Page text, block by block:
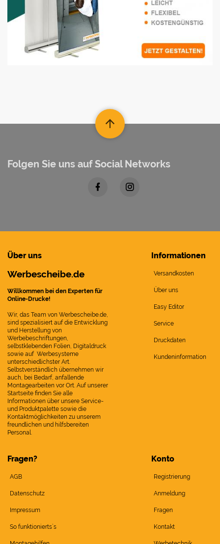
Folgen Sie uns auf Social Networks
Über uns
Werbescheibe.de
Willkommen bei den Experten für
Online-Drucke!
Wir, das Team von Werbescheibe.de,
sind spezialisiert auf die Entwicklung
und Herstellung von
Werbebeschriftungen,
selbstklebenden Folien, Digitaldruck
sowie auf Werbesysteme
unterschiedlichster Art.
Selbstverständlich übernehmen wir
auch, bei Bedarf, anfallende
Montagearbeiten vor Ort. Auf unserer
Startseite finden Sie alle
Informationen über unsere Service-
und Produktpalette sowie die
Kontaktmöglichkeiten zu unserem
freundlichen und hilfsbereiten
Personal.
Informationen
Versandkosten
Über uns
Easy Editor
Service
Druckdaten
Kundeninformation
Fragen?
AGB
Datenschutz
Impressum
So funktionierts`s
Konto
Registrierung
Anmeldung
Fragen
Kontakt